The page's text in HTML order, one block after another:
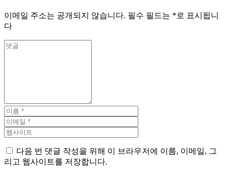
이메일 주소는 공개되지 않습니다. 필수 필드는 *로 표시됩니
다
다음 번 댓글 작성을 위해 이 브라우저에 이름, 이메일, 그
리고 웹사이트를 저장합니다.